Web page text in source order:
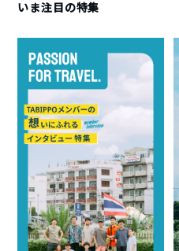
いま注目の特集